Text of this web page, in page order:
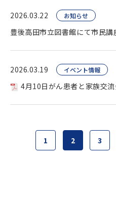
2026.03.22 お知らせ
豊後高田市立図書館にて市民
2026.03.19 イベント情報
4月10日がん患者と家族交
1 2 3